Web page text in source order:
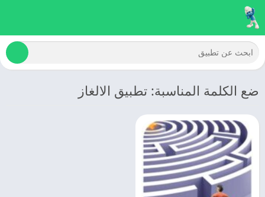
ضع الكلمة المناسبة: تطبيق الالغاز